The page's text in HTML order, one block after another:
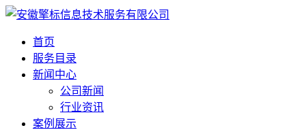
首页
服务目录
新闻中心
公司新闻
行业资讯
案例展示